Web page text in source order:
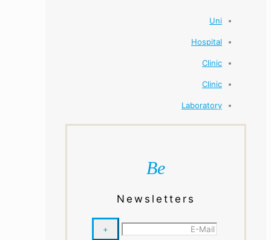
Uni
Hospital
Clinic
Clinic
Laboratory
Be
Newsletters